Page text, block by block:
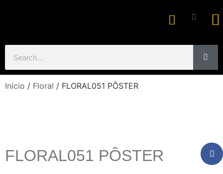
Início / Floral / FLORAL051 PÔSTER
FLORAL051 PÔSTER